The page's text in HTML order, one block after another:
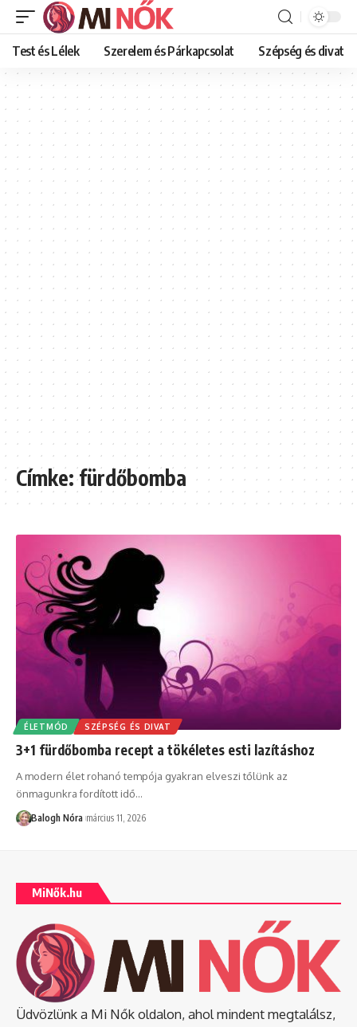
Test és Lélek Szerelem és Párkapcsolat Szépség és divat
Címke:fürdőbomba
ÉLETMÓD SZÉPSÉG ÉS DIVAT
3+1 fürdőbomba recept a tökéletes esti lazításhoz
A modern élet rohanó tempója gyakran elveszi tőlünk az
önmagunkra fordított idő…
Balogh Nóra március 11, 2026
MiNők.hu
Üdvözlünk a Mi Nők oldalon, ahol mindent megtalálsz,